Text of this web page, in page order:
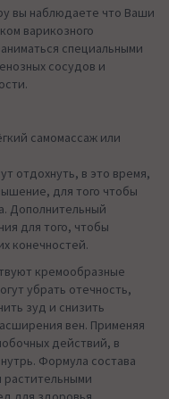
вы наблюдаете что Ваши
варикозного
специальными
сосудов и
самомассаж или
отдохнуть, в это время,
для того чтобы
Дополнительный
для того, чтобы
конечностей.
кремообразные
убрать отечность,
зуд и снизить
вен. Применяя
действий, в
Формула состава